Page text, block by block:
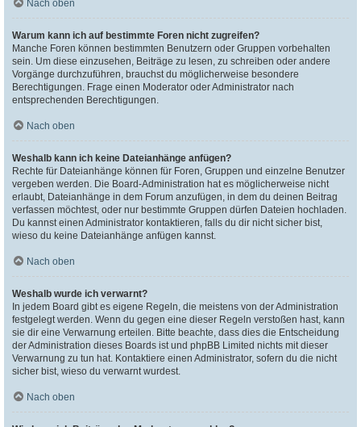
Nach oben
Warum kann ich auf bestimmte Foren nicht zugreifen?
Manche Foren können bestimmten Benutzern oder Gruppen vorbehalten
sein. Um diese einzusehen, Beiträge zu lesen, zu schreiben oder andere
Vorgänge durchzuführen, brauchst du möglicherweise besondere
Berechtigungen. Frage einen Moderator oder Administrator nach
entsprechenden Berechtigungen.
Nach oben
Weshalb kann ich keine Dateianhänge anfügen?
Rechte für Dateianhänge können für Foren, Gruppen und einzelne Benutzer
vergeben werden. Die Board-Administration hat es möglicherweise nicht
erlaubt, Dateianhänge in dem Forum anzufügen, in dem du deinen Beitrag
verfassen möchtest, oder nur bestimmte Gruppen dürfen Dateien hochladen.
Du kannst einen Administrator kontaktieren, falls du dir nicht sicher bist,
wieso du keine Dateianhänge anfügen kannst.
Nach oben
Weshalb wurde ich verwarnt?
In jedem Board gibt es eigene Regeln, die meistens von der Administration
festgelegt werden. Wenn du gegen eine dieser Regeln verstoßen hast, kann
sie dir eine Verwarnung erteilen. Bitte beachte, dass dies die Entscheidung
der Administration dieses Boards ist und phpBB Limited nichts mit dieser
Verwarnung zu tun hat. Kontaktiere einen Administrator, sofern du die nicht
sicher bist, wieso du verwarnt wurdest.
Nach oben